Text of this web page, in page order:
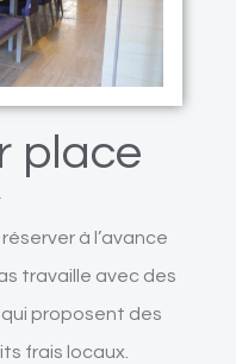
place
à l’avance
travaille avec des
proposent des
frais locaux.